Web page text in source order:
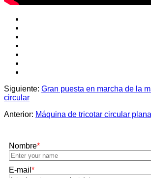
Siguiente: Gran puesta en marcha de la
circular
Anterior: Máquina de tricotar circular
Nombre*
E-mail *